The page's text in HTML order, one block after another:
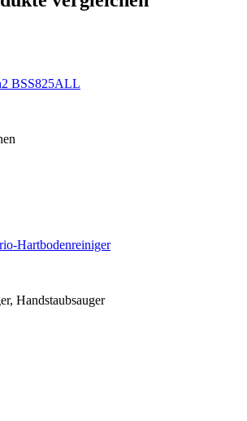
BSS825ALL
Hartbodenreiniger
Handstaubsauger